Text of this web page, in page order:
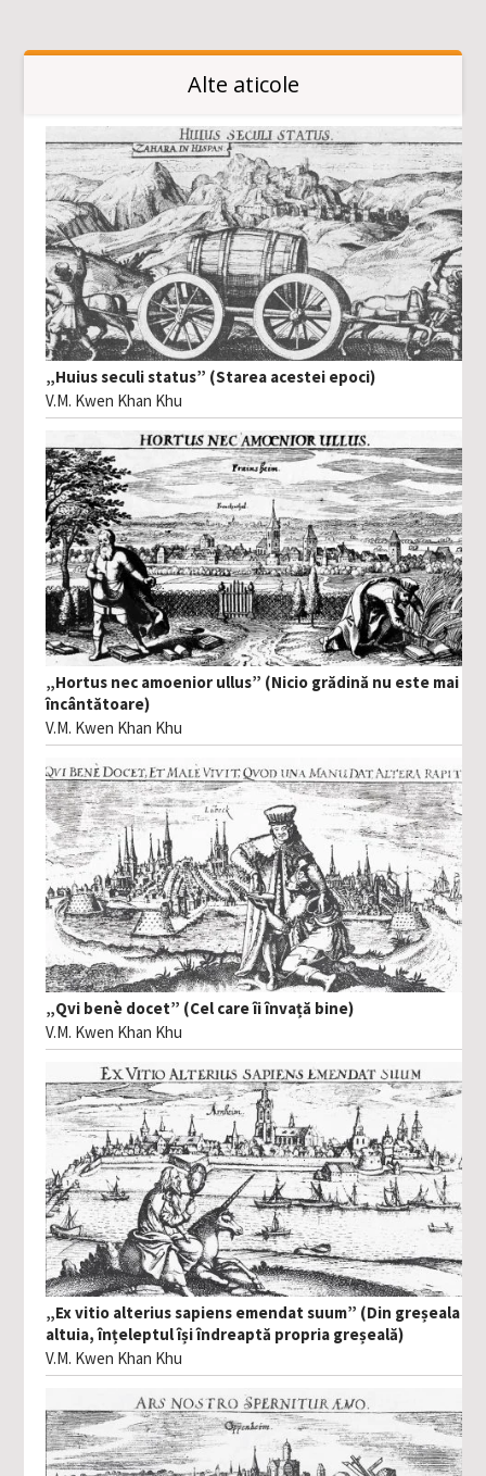
Alte aticole
„Huius seculi status” (Starea acestei epoci)
V.M. Kwen Khan Khu
„Hortus nec amoenior ullus” (Nicio grădină nu este mai
încântătoare)
V.M. Kwen Khan Khu
„Qvi benè docet” (Cel care îi învață bine)
V.M. Kwen Khan Khu
„Ex vitio alterius sapiens emendat suum” (Din greșeala
altuia, înțeleptul își îndreaptă propria greșeală)
V.M. Kwen Khan Khu